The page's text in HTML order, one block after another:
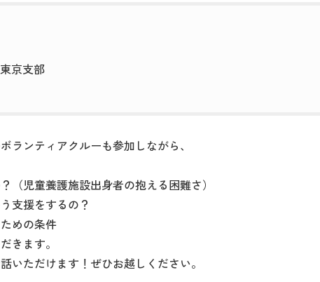
京支部
ランティアクルーも参加しながら、
児童養護施設出身者の抱える困難さ）
支援をするの？
めの条件
きます。
いただけます！ぜひお越しください。